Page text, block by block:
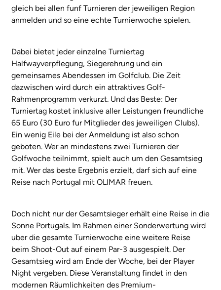
gleich bei allen funf Turnieren der jeweiligen Region
anmelden und so eine echte Turnierwoche spielen.
Dabei bietet jeder einzelne Turniertag
Halfwayverpflegung, Siegerehrung und ein
gemeinsames Abendessen im Golfclub. Die Zeit
dazwischen wird durch ein attraktives Golf-
Rahmenprogramm verkurzt. Und das Beste: Der
Turniertag kostet inklusive aller Leistungen freundliche
65 Euro (30 Euro fur Mitglieder des jeweiligen Clubs).
Ein wenig Eile bei der Anmeldung ist also schon
geboten. Wer an mindestens zwei Turnieren der
Golfwoche teilnimmt, spielt auch um den Gesamtsieg
mit. Wer das beste Ergebnis erzielt, darf sich auf eine
Reise nach Portugal mit OLIMAR freuen.
Doch nicht nur der Gesamtsieger erhält eine Reise in die
Sonne Portugals. Im Rahmen einer Sonderwertung wird
uber die gesamte Turnierwoche eine weitere Reise
beim Shoot-Out auf einem Par-3 ausgespielt. Der
Gesamtsieg wird am Ende der Woche, bei der Player
Night vergeben. Diese Veranstaltung findet in den
modernen Räumlichkeiten des Premium-